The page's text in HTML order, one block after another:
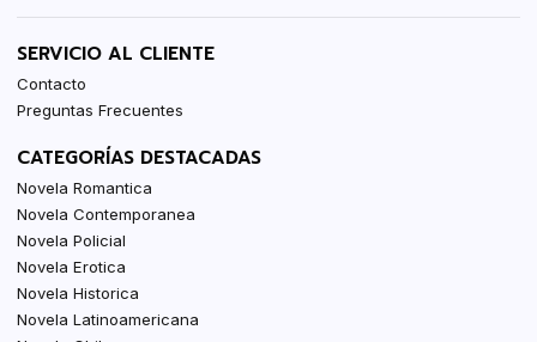
SERVICIO AL CLIENTE
Contacto
Preguntas Frecuentes
CATEGORÍAS DESTACADAS
Novela Romantica
Novela Contemporanea
Novela Policial
Novela Erotica
Novela Historica
Novela Latinoamericana